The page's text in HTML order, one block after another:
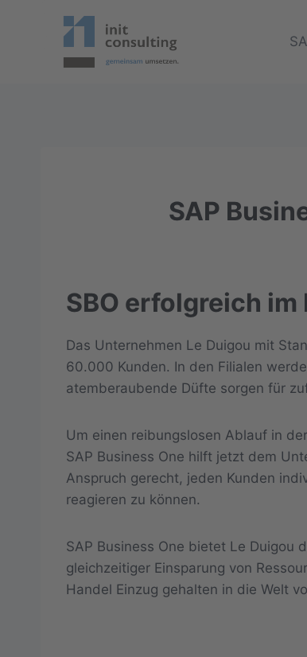
SAP
SBO erfolgreich im
Das Unternehmen Le Duigou mit
60.000 Kunden. In den Filialen
atemberaubende Düfte sorgen für
Um einen reibungslosen Ablauf in
SAP Business One hilft jetzt dem
Anspruch gerecht, jeden Kunden
reagieren zu können.
SAP Business One bietet Le Duigou
gleichzeitiger Einsparung von
Handel Einzug gehalten in die Welt